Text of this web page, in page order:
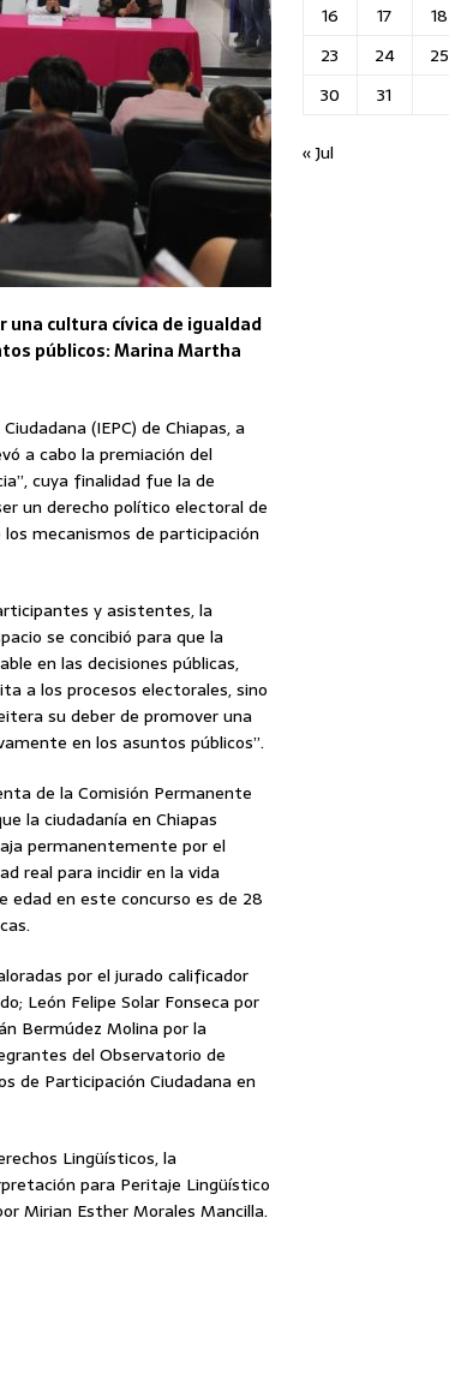
una cultura cívica de igualdad
públicos: Marina Martha
(IEPC) de Chiapas, a
a cabo la premiación del
cuya finalidad fue la de
un derecho político electoral de
mecanismos de participación
y asistentes, la
se concibió para que la
en las decisiones públicas,
a los procesos electorales, sino
su deber de promover una
en los asuntos públicos”.
de la Comisión Permanente
la ciudadanía en Chiapas
permanentemente por el
real para incidir en la vida
edad en este concurso es de 28
por el jurado calificador
León Felipe Solar Fonseca por
Bermúdez Molina por la
del Observatorio de
de Participación Ciudadana en
Lingüísticos, la
para Peritaje Lingüístico
Mirian Esther Morales Mancilla.
16
17 18
23
24 25
30
31
« Jul